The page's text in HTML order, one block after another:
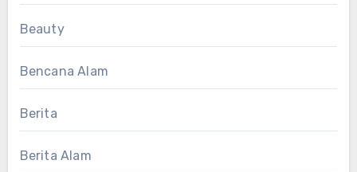
Beauty
Bencana Alam
Berita
Berita Alam